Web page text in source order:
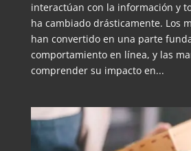
interactúan con la información y
ha cambiado drásticamente. Los
han convertido en una parte
comportamiento en línea, y las
comprender su impacto en...